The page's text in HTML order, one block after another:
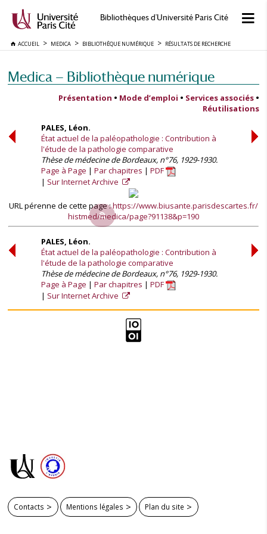
Bibliothèques d'Université Paris Cité
ACCUEIL MEDICA BIBLIOTHÈQUE NUMÉRIQUE RÉSULTATS DE RECHERCHE
Medica — Bibliothèque numérique
Présentation • Mode d’emploi • Services associés •
Réutilisations
PALES, Léon.
État actuel de la paléopathologie : Contribution à
l'étude de la pathologie comparative
Thèse de médecine de Bordeaux, n°76, 1929-1930.
Page à Page
Par chapitres
PDF
Sur Internet Archive
URL pérenne de cette page :https://www.biusante.parisdescartes.fr/
histmed/medica/page?91138&p=190
PALES, Léon.
État actuel de la paléopathologie : Contribution à
l'étude de la pathologie comparative
Thèse de médecine de Bordeaux, n°76, 1929-1930.
Page à Page
Par chapitres
PDF
Sur Internet Archive
Contacts Mentions légales Plan du site